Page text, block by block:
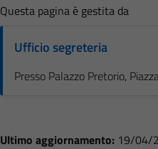
Questa pagina è gestita da
Ufficio segreteria
Presso Palazzo Pretorio,
Ultimo aggiornamento: 19/04/